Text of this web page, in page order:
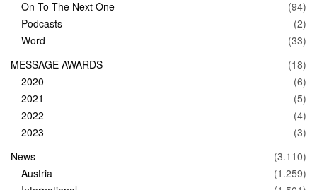
On To The Next One
(94)
Podcasts
(2)
Word
(33)
MESSAGE AWARDS
(18)
2020
(6)
2021
(5)
2022
(4)
2023
(3)
News
(3.110)
Austria
(1.259)